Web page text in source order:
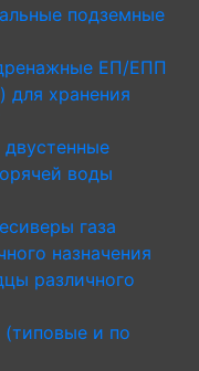
подземные
ЕП/ЕПП
для хранения
воды
газа
назначения
различного
и по